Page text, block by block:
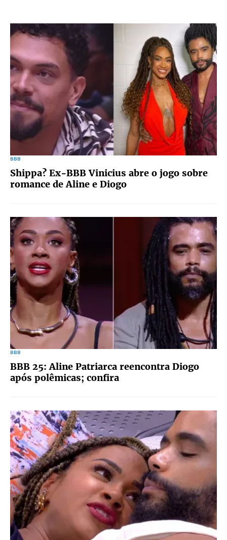
BBB
Shippa? Ex-BBB Vinicius abre o jogo sobre
romance de Aline e Diogo
BBB
BBB 25: Aline Patriarca reencontra Diogo
após polêmicas; confira